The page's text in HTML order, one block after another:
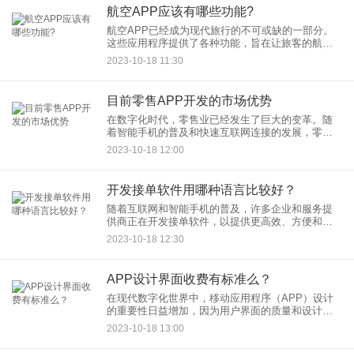
航空APP应该有哪些功能?
航空APP已经成为现代旅行的不可或缺的一部分。
这些应用程序提供了各种功能，旨在让旅客的航空
体验更加便捷、高效和愉快。那么，究竟一款出色
的航空APP应该包括哪些功能呢？本文将探讨这些
2023-10-18 11:30
目前零售APP开发的市场优势
在数字化时代，零售业已经发生了巨大的变革。随
着智能手机的普及和快速互联网连接的发展，零售
APP开发成为零售商们在市场竞争中保持竞争力的
重要工具。本文将探讨目前零售APP开发的市场优
2023-10-18 12:00
开发接单软件用哪种语言比较好？
随着互联网和智能手机的普及，许多企业和服务提
供商正在开发接单软件，以提供更高效、方便和快
速的服务。选择适当的编程语言是开发接单软件的
重要决策之一，因为它将直接影响到软件的性能、
2023-10-18 12:30
APP设计界面收费有标准么？
在现代数字化世界中，移动应用程序（APP）设计
的重要性日益增加，因为用户界面的质量和设计直
接影响用户体验和应用的成功。对于许多企业和个
人开发者来说，可能会面临一个重要问题：APP设
2023-10-18 13:00